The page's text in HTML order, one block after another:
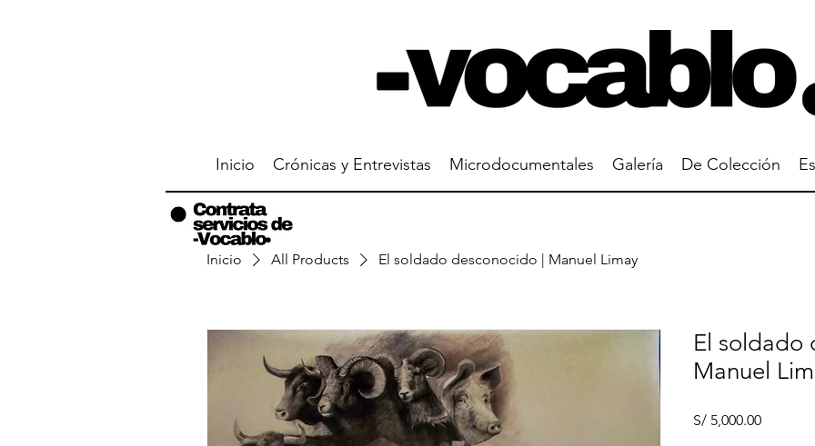
Inicio Crónicas y Entrevistas Microdocumentales Galería De Colección
Inicio All Products El soldado desconocido | Manuel Limay
El soldado
Manuel
S/ 5,000.00Precio